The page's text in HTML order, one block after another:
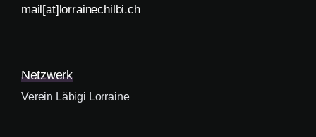
mail[at]lorrainechilbi.ch
Netzwerk
Verein Läbigi Lorraine